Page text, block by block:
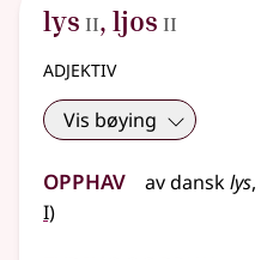
lys 2
II, ljos 2
II
adjektiv
Vis bøying
Opphav av dansklys,
I)